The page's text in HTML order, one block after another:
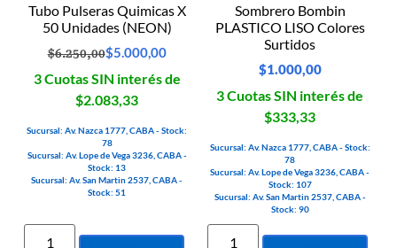
Tubo Pulseras Quimicas X
50 Unidades (NEON)
$6.250,00$5.000,00
3 Cuotas SIN interés de
$2.083,33
Sucursal: Av. Nazca 1777, CABA - Stock:
78
Sucursal: Av. Lope de Vega 3236, CABA -
Stock: 13
Sucursal: Av. San Martin 2537, CABA -
Stock: 51
Sombrero Bombin
PLASTICO LISO Colores
Surtidos
$1.000,00
3 Cuotas SIN interés de
$333,33
Sucursal: Av. Nazca 1777, CABA - Stock:
78
Sucursal: Av. Lope de Vega 3236, CABA -
Stock: 107
Sucursal: Av. San Martin 2537, CABA -
Stock: 90